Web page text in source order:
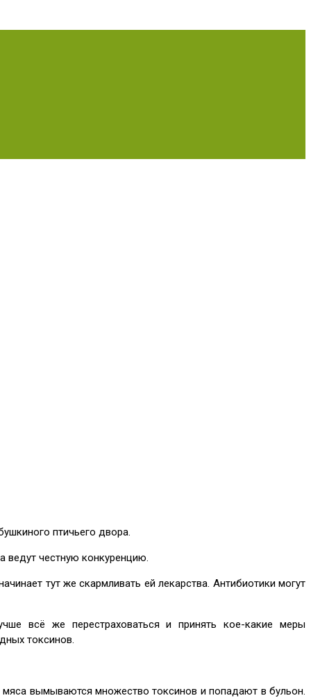
птичьего двора.
ведут честную конкуренцию.
тут же скармливать ей лекарства. Антибиотики могут
всё же перестраховаться и принять кое-какие меры
токсинов.
мяса вымываются множество токсинов и попадают в бульон.